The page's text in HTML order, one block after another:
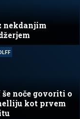
nekdanjim
noče govoriti o
kot prvem